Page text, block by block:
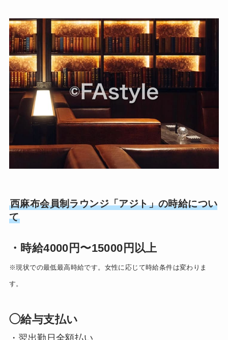
西麻布会員制ラウンジ「アジト」の時給につい
て
・時給4000円〜15000円以上
※現状での最低最高時給です。女性に応じて時給条件は変わりま
す。
◯給与支払い